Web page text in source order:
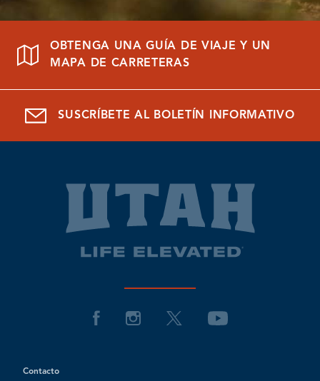
OBTENGA UNA GUÍA DE VIAJE Y UN
MAPA DE CARRETERAS
SUSCRÍBETE AL BOLETÍN INFORMATIVO
Contacto